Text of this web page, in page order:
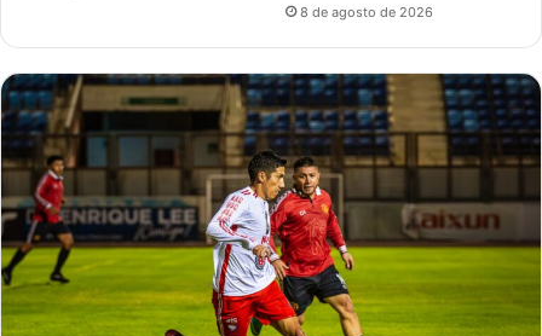
8 de agosto de 2026